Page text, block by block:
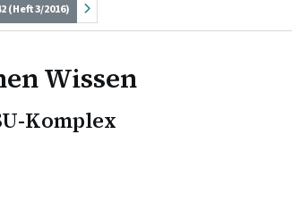
(Heft 3/2016)
Wissen
Komplex